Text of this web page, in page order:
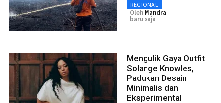
REGIONAL
Oleh Mandra
baru saja
Mengulik Gaya Outfit
Solange Knowles,
Padukan Desain
Minimalis dan
Eksperimental